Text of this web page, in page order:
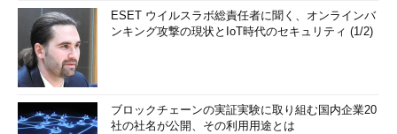
ESET ウイルスラボ総責任者に聞く、オンラインバ
ンキング攻撃の現状とIoT時代のセキュリティ (1/2)
ブロックチェーンの実証実験に取り組む国内企業20
社の社名が公開、その利用用途とは